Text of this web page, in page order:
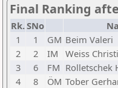
Final Ranking
Rk.SNo
1
1 GM Beim Valeri
2
2 IM Weiss
3
6 FM Rolletschek
4
8 ÖM Tober